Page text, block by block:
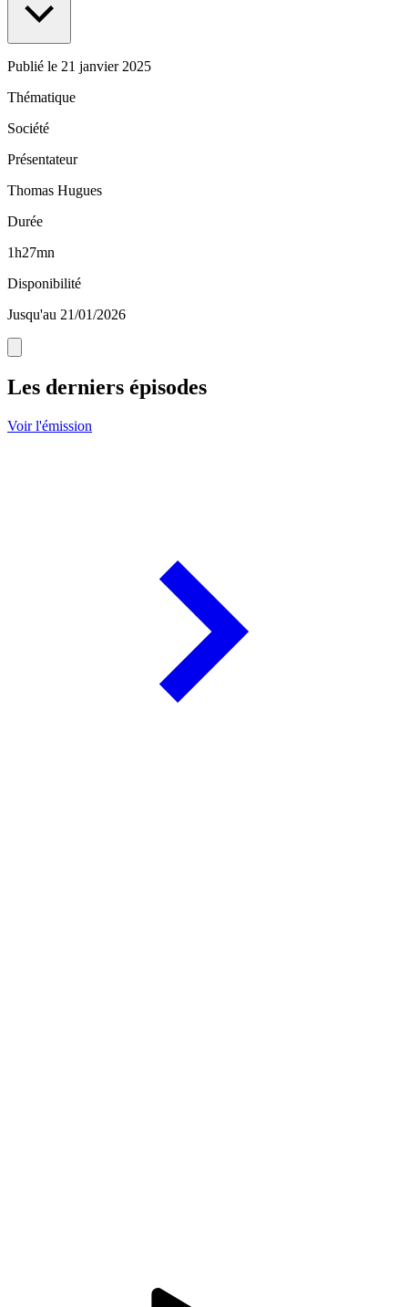
Publié le 21 janvier 2025
Thématique
Société
Présentateur
Thomas Hugues
Durée
1h27mn
Disponibilité
Jusqu'au 21/01/2026
Les derniers épisodes
Voir l'émission